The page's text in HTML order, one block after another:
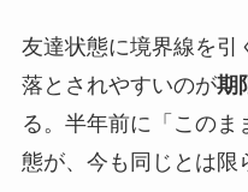
友達状態に境界線を引
落とされやすいのが期
る。半年前に「この
態が、今も同じとは限